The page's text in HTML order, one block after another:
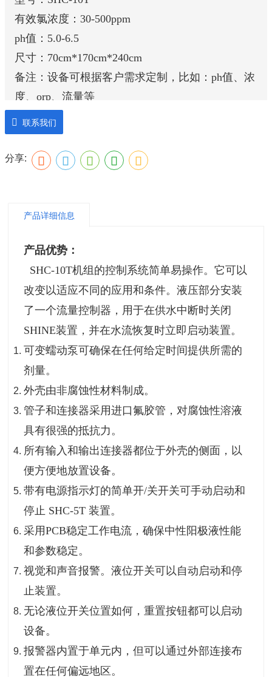
有效氯浓度：30-500ppm
ph值：5.0-6.5
尺寸：70cm*170cm*240cm
备注：设备可根据客户需求定制，比如：ph值、浓
度、orp、流量等
联系我们
分享:
产品详细信息
产品优势：
SHC-10T机组的控制系统简单易操作。它可以
改变以适应不同的应用和条件。液压部分安装
了一个流量控制器，用于在供水中断时关闭
SHINE装置，并在水流恢复时立即启动装置。
可变蠕动泵可确保在任何给定时间提供所需的
剂量。
外壳由非腐蚀性材料制成。
管子和连接器采用进口氟胶管，对腐蚀性溶液
具有很强的抵抗力。
所有输入和输出连接器都位于外壳的侧面，以
便方便地放置设备。
带有电源指示灯的简单开/关开关可手动启动和
停止 SHC-5T 装置。
采用PCB稳定工作电流，确保中性阳极液性能
和参数稳定。
视觉和声音报警。液位开关可以自动启动和停
止装置。
无论液位开关位置如何，重置按钮都可以启动
设备。
报警器内置于单元内，但可以通过外部连接布
置在任何偏远地区。